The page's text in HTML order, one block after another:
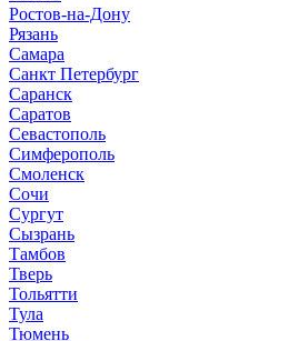
Ростов-на-Дону
Рязань
Самара
Санкт Петербург
Саранск
Саратов
Севастополь
Симферополь
Смоленск
Сочи
Сургут
Сызрань
Тамбов
Тверь
Тольятти
Тула
Тюмень